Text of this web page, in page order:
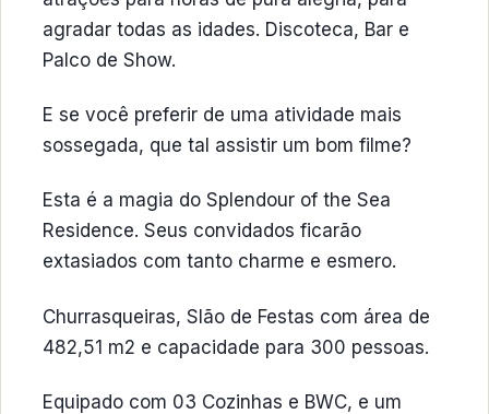
agradar todas as idades. Discoteca, Bar e
Palco de Show.
E se você preferir de uma atividade mais
sossegada, que tal assistir um bom filme?
Esta é a magia do Splendour of the Sea
Residence. Seus convidados ficarão
extasiados com tanto charme e esmero.
Churrasqueiras, Slão de Festas com área de
482,51 m2 e capacidade para 300 pessoas.
Equipado com 03 Cozinhas e BWC, e um